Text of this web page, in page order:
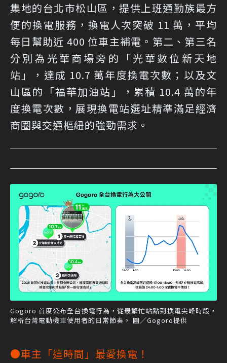
集地的台北市松山區，提供上班通勤族最方
便的換電服務，換電人次突破 11 萬，平均
每日幫助近 400 位車主補電。第二、第三名
分別為光華商場旁的「光華數位新天地
站」，達成 10.7 萬年度換電次數；以及文
山區的「福華加油站」，累積 10.4 萬的年
度換電次數，展現換電站選址精準滿足經濟
商圈與交通樞紐的強勁需求。
Gogoro 首度公布全台換電行為，從最繁忙站點到換電尖峰時段，
解析台灣電動機車使用者的日常節奏。 圖／Gogoro提供
●車主「這時間」最愛換電！